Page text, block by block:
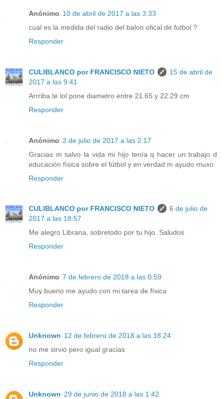
Anónimo 10 de abril de 2017 a las 3:33
cual es la medida del radio del balon ofical de futbol ?
Responder
CULIBLANCO por FRANCISCO NIETO
15 de abril de
2017 a las 9:41
Arrriba te lol pone diametro entre 21.65 y 22.29 cm
Responder
Anónimo 2 de julio de 2017 a las 2:17
Gracias m salvo la vida mi hijo tenía q hacer un trabajo d
educación física sobre el fútbol y en verdad m ayudo muxo
Responder
CULIBLANCO por FRANCISCO NIETO
6 de julio de
2017 a las 18:57
Me alegro Librana, sobretodo por tu hijo. Saludos
Responder
Anónimo 7 de febrero de 2018 a las 0:59
Muy bueno me ayudo con mi tarea de física
Responder
Unknown 12 de febrero de 2018 a las 18:24
no me sirvió pero igual gracias
Responder
Unknown 29 de junio de 2018 a las 1:42